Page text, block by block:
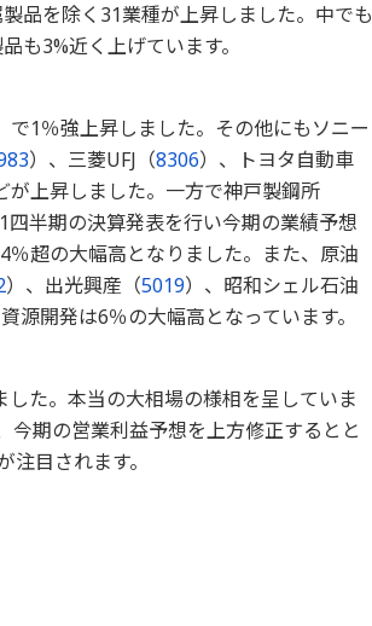
品を除く31業種が上昇しました。中でも
も3%近く上げています。
で1％強上昇しました。その他にもソニー
）、三菱UFJ（8306）、トヨタ自動車
が上昇しました。一方で神戸製鋼所
半期の決算発表を行い今期の業績予想
％超の大幅高となりました。また、原油
）、出光興産（5019）、昭和シェル石油
開発は6％の大幅高となっています。
た。本当の大相場の様相を呈していま
期の営業利益予想を上方修正するとと
目されます。